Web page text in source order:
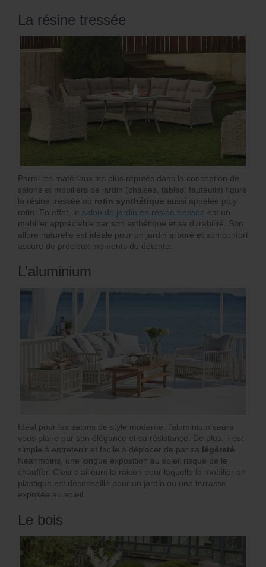
La résine tressée
Parmi les matériaux les plus réputés dans la conception de
salons et mobiliers de jardin (chaises, tables, fauteuils) figure
la résine tressée ou rotin synthétique aussi appelée poly
rotin. En effet, le salon de jardin en résine tressée est un
mobilier appréciable par son esthétique et sa durabilité. Son
allure naturelle est idéale pour un jardin arboré et son confort
assure de précieux moments de détente.
L’aluminium
Idéal pour les salons de style moderne, l’aluminium saura
vous plaire par son élégance et sa résistance. De plus, il est
simple à entretenir et facile à déplacer de par sa légèreté
Néanmoins, une longue exposition au soleil risque de le
chauffer. C’est d’ailleurs la raison pour laquelle le mobilier en
plastique est déconseillé pour un jardin ou une terrasse
exposée au soleil.
Le bois